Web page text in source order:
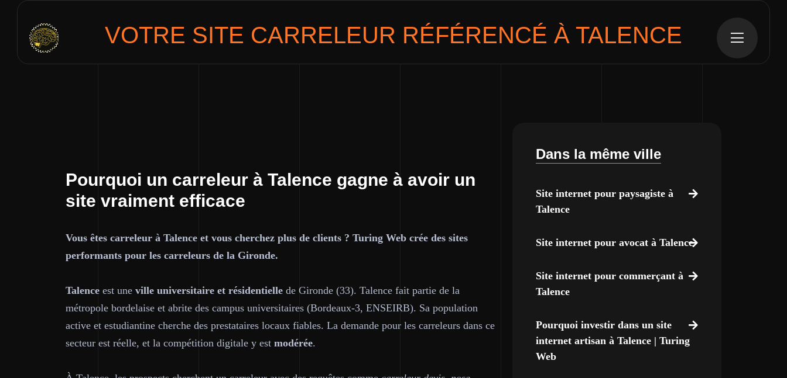
VOTRE SITE CARRELEUR RÉFÉRENCÉ À TALENCE
Pourquoi un carreleur à Talence gagne à avoir un
site vraiment efficace
Vous êtes carreleur à Talence et vous cherchez plus de clients ? Turing Web crée des sites
performants pour les carreleurs de la Gironde.
Talence est une ville universitaire et résidentielle de Gironde (33). Talence fait partie de la
métropole bordelaise et abrite des campus universitaires (Bordeaux-3, ENSEIRB). Sa population
active et estudiantine cherche des prestataires locaux fiables. La demande pour les carreleurs dans ce
secteur est réelle, et la compétition digitale y est modérée.
Dans la même ville
Site internet pour paysagiste à
Talence
Site internet pour avocat à Talence
Site internet pour commerçant à
Talence
Pourquoi investir dans un site
internet artisan à Talence | Turing
Web